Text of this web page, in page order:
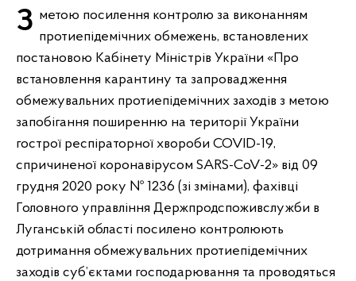
З метою посилення контролю за виконанням протиепідемічних обмежень, встановлених
постановою Кабінету Міністрів України «Про
встановлення карантину та запровадження
обмежувальних протиепідемічних заходів з метою
запобігання поширенню на території України
гострої респіраторної хвороби COVID-19,
спричиненої коронавірусом SARS-CoV-2» від 09
грудня 2020 року № 1236 (зі змінами), фахівці
Головного управління Держпродспоживслужби в
Луганській області посилено контролюють
дотримання обмежувальних протиепідемічних
заходів суб’єктами господарювання та проводяться